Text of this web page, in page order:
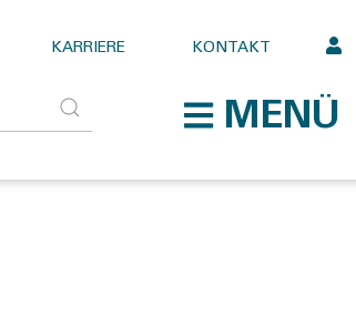
KARRIERE KONTAKT
MENÜ